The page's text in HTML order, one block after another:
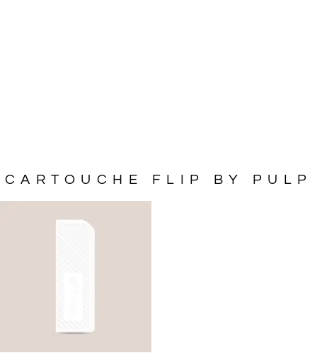
CARTOUCHE FLIP BY PULP